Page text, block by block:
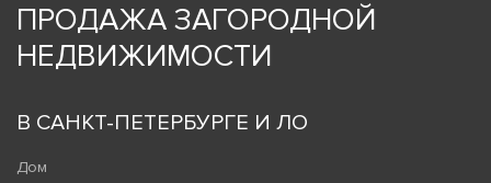
ПРОДАЖА ЗАГОРОДНОЙ
НЕДВИЖИМОСТИ
В САНКТ-ПЕТЕРБУРГЕ И ЛО
Дом